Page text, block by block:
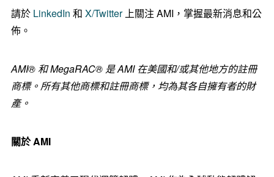
請於 LinkedIn 和 X/Twitter上關注 AMI，掌握最新消息和公
佈。
AMI® 和 MegaRAC® 是 AMI 在美國和/或其他地方的註冊
商標。所有其他商標和註冊商標，均為其各自擁有者的財
產。
關於 AMI